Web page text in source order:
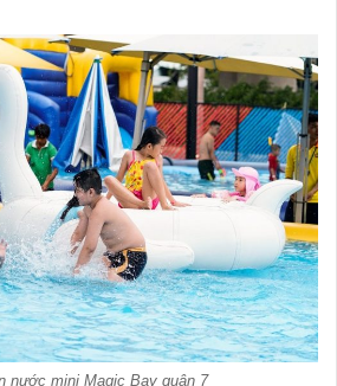
nước mini Magic Bay quận 7